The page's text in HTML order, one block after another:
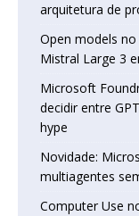
arquitetura de
Open models
Mistral Large 3
Microsoft
decidir entre
hype
Novidade:
multiagentes
Computer Use